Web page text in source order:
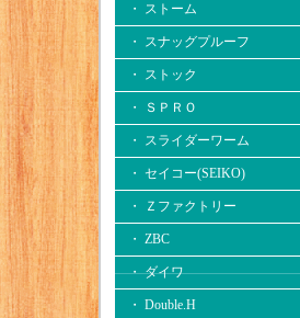
・ ストーム
・ スナッグプルーフ
・ ストック
・ ＳＰＲＯ
・ スライダーワーム
・ セイコー(SEIKO)
・ Ｚファクトリー
・ ZBC
・ ダイワ
・ Double.H